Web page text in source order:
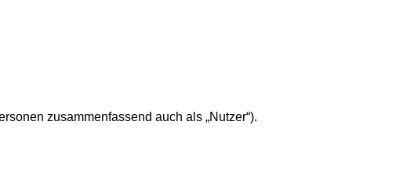
zusammenfassend auch als „Nutzer“).